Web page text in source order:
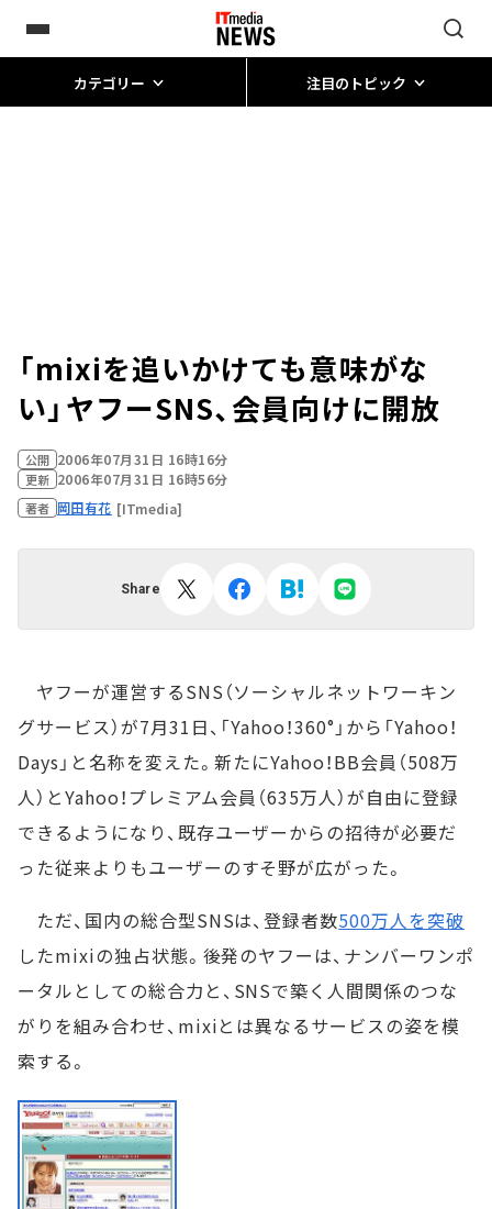
カテゴリー 注目のトピック
「mixiを追いかけても意味がな
い」――ヤフーSNS、会員向けに開放
公開 2006年07月31日 16時16分
更新 2006年07月31日 16時56分
著者 岡田有花 [ITmedia]
Share
ヤフーが運営するSNS（ソーシャルネットワーキン
グサービス）が7月31日、「Yahoo！360°」から「Yahoo！
Days」と名称を変えた。新たにYahoo！BB会員（508万
人）とYahoo！プレミアム会員（635万人）が自由に登録
できるようになり、既存ユーザーからの招待が必要だ
った従来よりもユーザーのすそ野が広がった。
ただ、国内の総合型SNSは、登録者数500万人を突破
したmixiの独占状態。後発のヤフーは、ナンバーワンポ
ータルとしての総合力と、SNSで築く人間関係のつな
がりを組み合わせ、mixiとは異なるサービスの姿を模
索する。